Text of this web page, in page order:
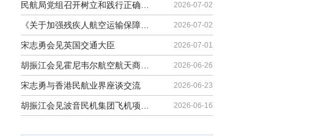
2026-07-02
2026-07-02
宋志勇会见英国交通大臣 2026-07-01
2026-06-26
宋志勇与香港民航业界座谈交流 2026-06-23
2026-06-16